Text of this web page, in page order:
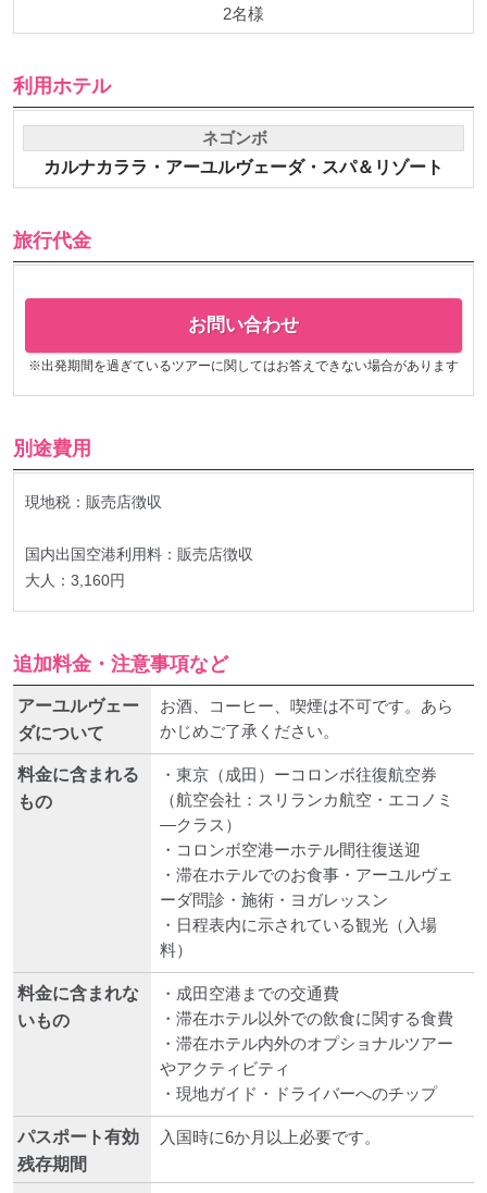
2名様
利用ホテル
ネゴンボ
カルナカララ・アーユルヴェーダ・スパ＆リゾート
旅行代金
お問い合わせ
※出発期間を過ぎているツアーに関してはお答えできない場合があります
別途費用
現地税：販売店徴収
国内出国空港利用料：販売店徴収
大人：3,160円
追加料金・注意事項など
アーユルヴェー
ダについて
お酒、コーヒー、喫煙は不可です。あら
かじめご了承ください。
料金に含まれる
もの
・東京（成田）ーコロンボ往復航空券
（航空会社：スリランカ航空・エコノミ
―クラス）
・コロンボ空港ーホテル間往復送迎
・滞在ホテルでのお食事・アーユルヴェ
ーダ問診・施術・ヨガレッスン
・日程表内に示されている観光（入場
料）
料金に含まれな
いもの
・成田空港までの交通費
・滞在ホテル以外での飲食に関する食費
・滞在ホテル内外のオプショナルツアー
やアクティビティ
・現地ガイド・ドライバーへのチップ
パスポート有効
残存期間
入国時に6か月以上必要です。